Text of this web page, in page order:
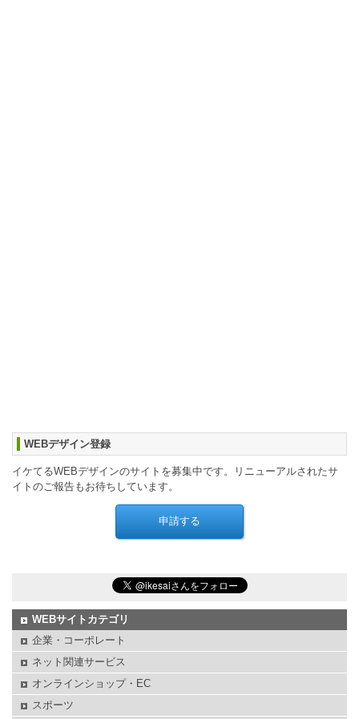
WEBデザイン登録
イケてるWEBデザインのサイトを募集中です。リニューアルされたサ
イトのご報告もお待ちしています。
WEBサイトカテゴリ
企業・コーポレート
ネット関連サービス
オンラインショップ・EC
スポーツ